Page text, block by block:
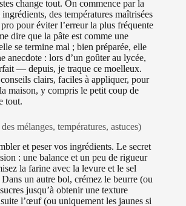
change tout. On commence par la
des températures maîtrisées
pour éviter l’erreur la plus fréquente
dire que la pâte est comme une
se termine mal ; bien préparée, elle
anecdote : lors d’un goûter au lycée,
— depuis, je traque ce moelleux.
clairs, faciles à appliquer, pour
maison, y compris le petit coup de
tout.
mélanges, températures, astuces)
et peser vos ingrédients. Le secret
: une balance et un peu de rigueur
la farine avec la levure et le sel
un autre bol, crémez le beurre (ou
jusqu’à obtenir une texture
l’œuf (ou uniquement les jaunes si